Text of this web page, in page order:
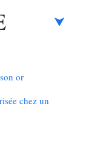
or
chez un